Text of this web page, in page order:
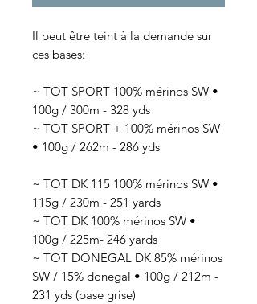
Il peut être teint à la demande sur
ces bases:
~ TOT SPORT 100% mérinos SW •
100g / 300m - 328 yds
~ TOT SPORT + 100% mérinos SW
• 100g / 262m - 286 yds
~ TOT DK 115 100% mérinos SW •
115g / 230m - 251 yards
~ TOT DK 100% mérinos SW •
100g / 225m- 246 yards
~ TOT DONEGAL DK 85% mérinos
SW / 15% donegal • 100g / 212m -
231 yds (base grise)